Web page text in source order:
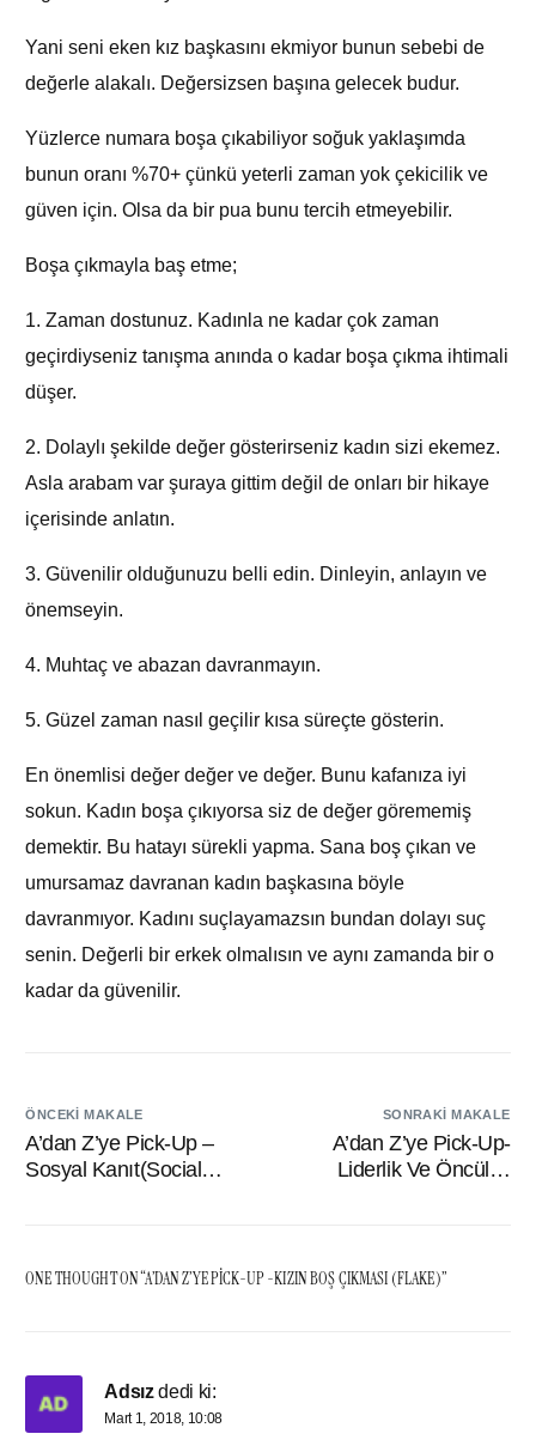
Yani seni eken kız başkasını ekmiyor bunun sebebi de
değerle alakalı. Değersizsen başına gelecek budur.
Yüzlerce numara boşa çıkabiliyor soğuk yaklaşımda
bunun oranı %70+ çünkü yeterli zaman yok çekicilik ve
güven için. Olsa da bir pua bunu tercih etmeyebilir.
Boşa çıkmayla baş etme;
1. Zaman dostunuz. Kadınla ne kadar çok zaman
geçirdiyseniz tanışma anında o kadar boşa çıkma ihtimali
düşer.
2. Dolaylı şekilde değer gösterirseniz kadın sizi ekemez.
Asla arabam var şuraya gittim değil de onları bir hikaye
içerisinde anlatın.
3. Güvenilir olduğunuzu belli edin. Dinleyin, anlayın ve
önemseyin.
4. Muhtaç ve abazan davranmayın.
5. Güzel zaman nasıl geçilir kısa süreçte gösterin.
En önemlisi değer değer ve değer. Bunu kafanıza iyi
sokun. Kadın boşa çıkıyorsa siz de değer görememiş
demektir. Bu hatayı sürekli yapma. Sana boş çıkan ve
umursamaz davranan kadın başkasına böyle
davranmıyor. Kadını suçlayamazsın bundan dolayı suç
senin. Değerli bir erkek olmalısın ve aynı zamanda bir o
kadar da güvenilir.
ÖNCEKI MAKALE
A’dan Z’ye Pick-Up –
Sosyal Kanıt(Social
SONRAKI MAKALE
A’dan Z’ye Pick-Up-
Liderlik Ve Öncülük
ONE THOUGHT ON “A’DAN Z’YE PICK-UP -KIZIN BOŞ ÇIKMASI (FLAKE)”
Adsız dedi ki:
Mart 1, 2018, 10:08